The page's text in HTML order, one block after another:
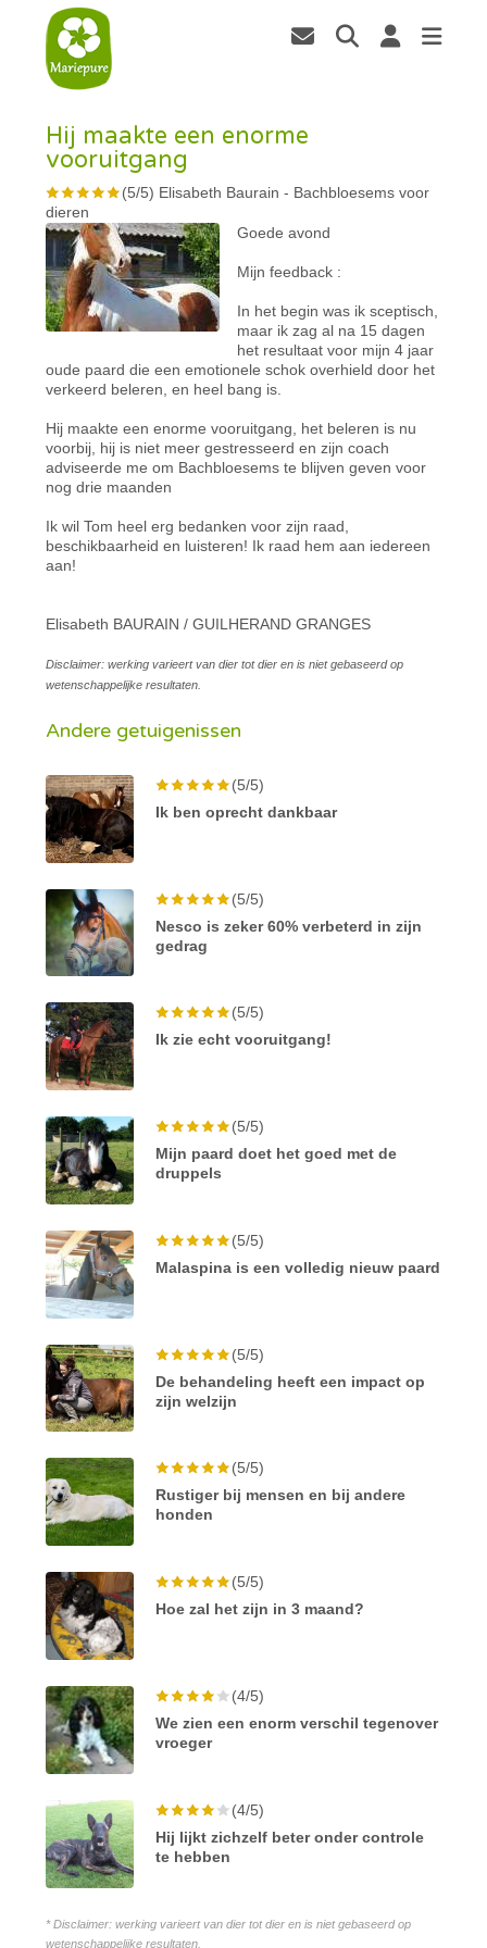
Hij maakte een enorme
vooruitgang
(5/5) Elisabeth Baurain - Bachbloesems voor
dieren
Goede avond
Mijn feedback :
In het begin was ik sceptisch,
maar ik zag al na 15 dagen
het resultaat voor mijn 4 jaar
oude paard die een emotionele schok overhield door het
verkeerd beleren, en heel bang is.
Hij maakte een enorme vooruitgang, het beleren is nu
voorbij, hij is niet meer gestresseerd en zijn coach
adviseerde me om Bachbloesems te blijven geven voor
nog drie maanden
Ik wil Tom heel erg bedanken voor zijn raad,
beschikbaarheid en luisteren! Ik raad hem aan iedereen
aan!
Elisabeth BAURAIN / GUILHERAND GRANGES
Disclaimer: werking varieert van dier tot dier en is niet gebaseerd op
wetenschappelijke resultaten.
Andere getuigenissen
(5/5)
Ik ben oprecht dankbaar
(5/5)
Nesco is zeker 60% verbeterd in zijn
gedrag
(5/5)
Ik zie echt vooruitgang!
(5/5)
Mijn paard doet het goed met de
druppels
(5/5)
Malaspina is een volledig nieuw paard
(5/5)
De behandeling heeft een impact op
zijn welzijn
(5/5)
Rustiger bij mensen en bij andere
honden
(5/5)
Hoe zal het zijn in 3 maand?
(4/5)
We zien een enorm verschil tegenover
vroeger
(4/5)
Hij lijkt zichzelf beter onder controle
te hebben
* Disclaimer: werking varieert van dier tot dier en is niet gebaseerd op
wetenschappelijke resultaten.